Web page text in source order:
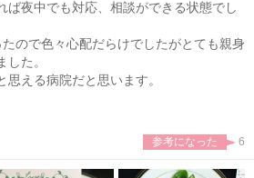
ば夜中でも対応、相談ができる状態でし
ので色々心配だらけでしたがとても親身
した。
える病院だと思います。
参考になった 6